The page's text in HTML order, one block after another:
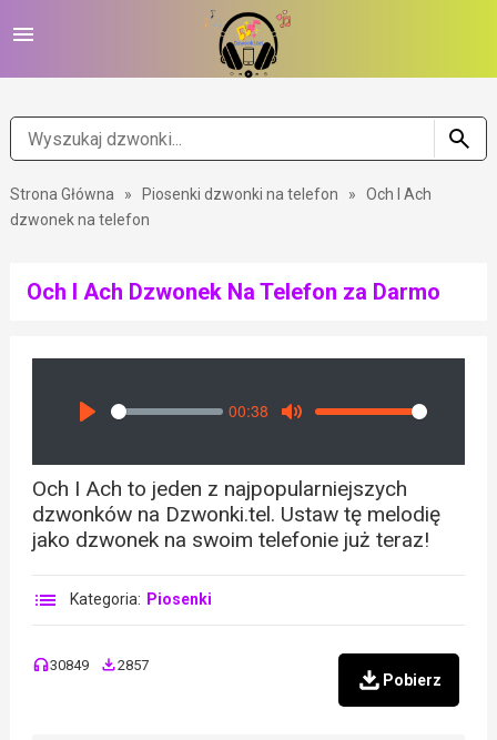
Strona Główna » Piosenki dzwonki na telefon »
Och I Ach
dzwonek na telefon
Och I Ach Dzwonek Na Telefon za Darmo
Seek
00:38
Volume
Och I Ach to jeden z najpopularniejszych
dzwonków na Dzwonki.tel. Ustaw tę melodię
jako dzwonek na swoim telefonie już teraz!
Kategoria: Piosenki
30849 2857
Pobierz